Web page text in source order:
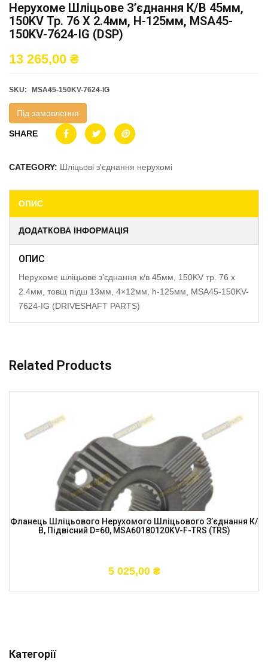
Категорії
Нерухоме Шліцьове З’єднання К/в 45мм,
150KV Тр. 76 X 2.4мм, H-125мм, MSA45-
150KV-7624-IG (DSP)
13 265,00 ₴
SKU: MSA45-150KV-7624-IG
Під замовлення
SHARE
CATEGORY: Шліцьові з'єднання нерухомі
ОПИС
ДОДАТКОВА ІНФОРМАЦІЯ
ОПИС
Нерухоме шліцьове з’єднання к/в 45мм, 150KV тр. 76 x
2.4мм, товщ підш 13мм, 4×12мм, h-125мм, MSA45-150KV-
7624-IG (DRIVESHAFT PARTS)
Related Products
Фланець Шліцьового Нерухомого Шліцьового З’єднання К/
В, Підвісний D=60, MSA60180120KV-F-TRS (TRS)
5 025,00 ₴